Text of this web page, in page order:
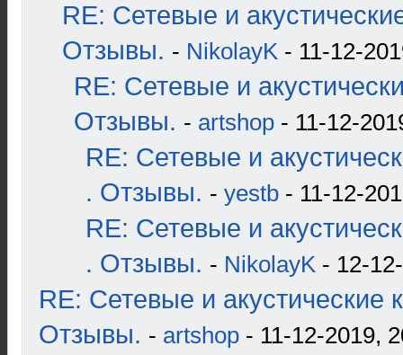
RE: Сетевые и
Отзывы. - NikolayK - 11-12-
RE: Сетевые и
Отзывы. - artshop - 11-12-
RE: Сетевые и
. Отзывы. - yestb - 11-12-
RE: Сетевые и
. Отзывы. - NikolayK - 12-
RE: Сетевые и акустические
Отзывы. - artshop - 11-12-2019,